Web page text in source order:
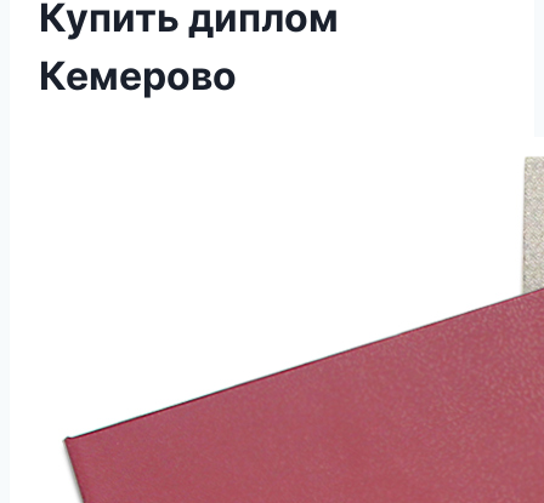
Купить диплом
Кемерово